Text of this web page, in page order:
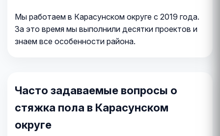
Мы работаем в Карасунском округе с 2019 года.
За это время мы выполнили десятки проектов и
знаем все особенности района.
Часто задаваемые вопросы о
стяжка пола в Карасунском
округе